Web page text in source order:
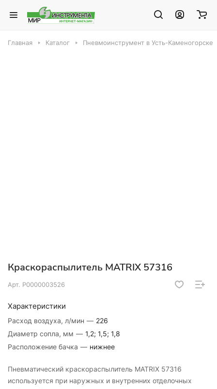
Главная Каталог Пневмоинструмент в Усть-Каменогорске
Краскораспылитель MATRIX 57316
Арт. Р0000003526
Характеристики
Расход воздуха, л/мин — 226
Диаметр сопла, мм — 1,2; 1,5; 1,8
Расположение бачка — нижнее
Пневматический краскораспылитель MATRIX 57316
используется при наружных и внутренних отделочных